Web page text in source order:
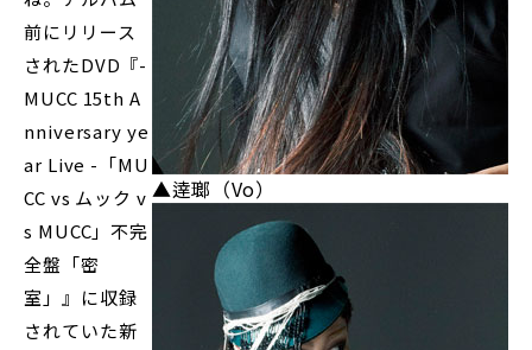
▲逹瑯（Vo）
前にリリース
されたDVD『-
MUCC 15th A
nniversary ye
ar Live -「MU
CC vs ムック v
s MUCC」不完
全盤「密
室」』に収録
されていた新